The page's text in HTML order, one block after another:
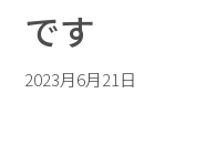
です
2023月6月21日